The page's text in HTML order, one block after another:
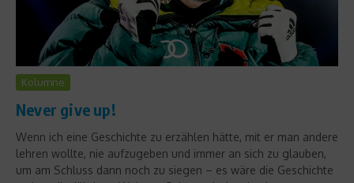
Kolumne
Never give up!
Wenn ich eine Geschichte zu erzählen hätte, mit er man andere
lehren wollte, nie aufzugeben und immer an sich zu glauben,
um am Schluss dann noch zu siegen – es wäre die Geschichte